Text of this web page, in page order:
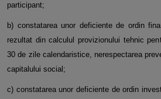
participant;
b) constatarea unor deficiente de ordin
rezultat din calculul provizionului tehnic
30 de zile calendaristice, nerespectarea
capitalului social;
c) constatarea unor deficiente de ordin